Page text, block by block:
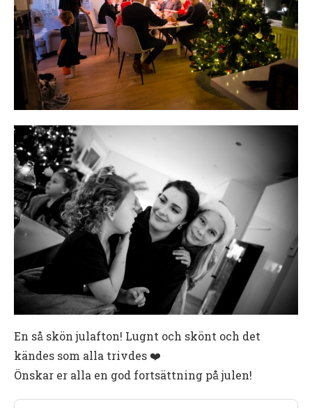
En så skön julafton! Lugnt och skönt och det
kändes som alla trivdes ❤️
Önskar er alla en god fortsättning på julen!